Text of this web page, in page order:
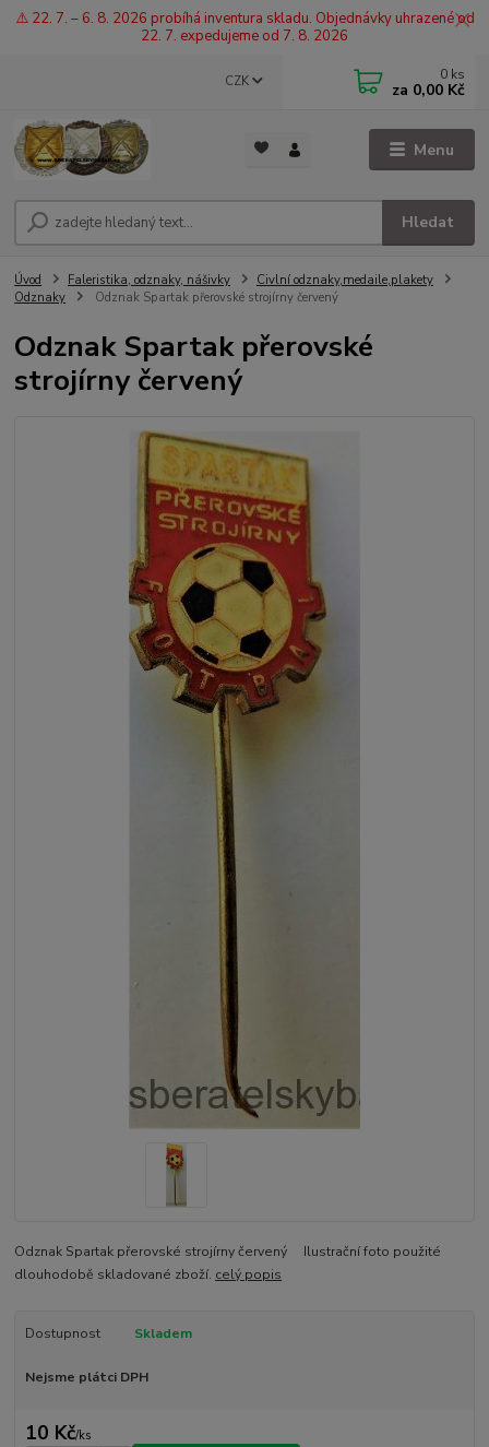
⚠️ 22. 7. – 6. 8. 2026 probíhá inventura skladu. Objednávky uhrazené od
22. 7. expedujeme od 7. 8. 2026
Menu
CZK
Hledat
0 ks
za 0,00 Kč
Úvod Faleristika, odznaky, nášivky
Civlní odznaky,medaile,plakety
Odznaky
Odznak Spartak přerovské strojírny červený
Odznak Spartak přerovské
strojírny červený
Odznak Spartak přerovské strojírny červený Ilustrační foto použité
dlouhodobě skladované zboží. celý popis
Dostupnost Skladem
Nejsme plátci DPH
10 Kč/ks